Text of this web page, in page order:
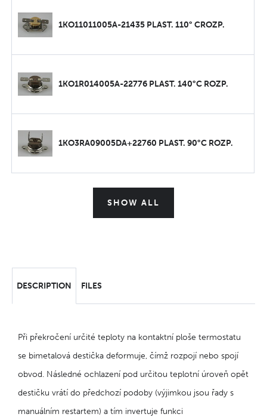
1KO11011005A-21435 PLAST. 110° CROZP.
1KO1R014005A-22776 PLAST. 140°C ROZP.
1KO3RA09005DA+22760 PLAST. 90°C ROZP.
SHOW ALL
DESCRIPTION FILES
Při překročení určité teploty na kontaktní ploše termostatu
se bimetalová destička deformuje, čímž rozpojí nebo spojí
obvod. Následné ochlazení pod určitou teplotní úroveň opět
destičku vrátí do předchozí podoby (výjimkou jsou řady s
manuálním restartem) a tím invertuje funkci